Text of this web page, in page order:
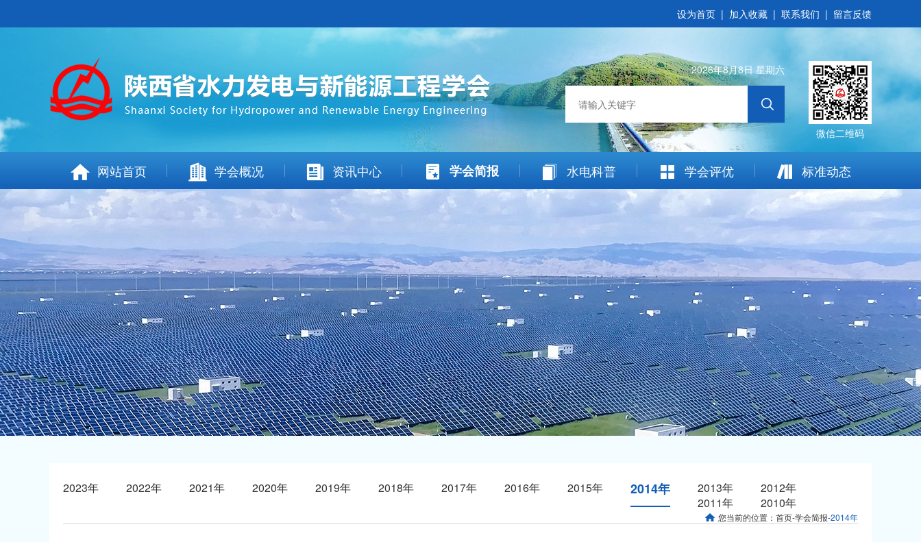
设为首页 | 加入收藏 | 联系我们 | 留言反馈
微信二维码
2026年8月8日 星期六
网站首页 学会概况 资讯中心 学会简报 水电科普 学会评优 标准动态
2023年 2022年 2021年 2020年 2019年 2018年 2017年 2016年 2015年 2014年 2013年
2012年
2011年
2010年
您当前的位置： 首页-学会简报-2014年